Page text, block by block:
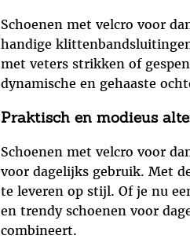
Schoenen met velcro voor
handige
met veters strikken of
dynamische en gehaaste
Praktisch en modieus
Schoenen met velcro voor
voor dagelijks gebruik. Met
te leveren op stijl. Of je nu
en trendy schoenen voor
combineert.